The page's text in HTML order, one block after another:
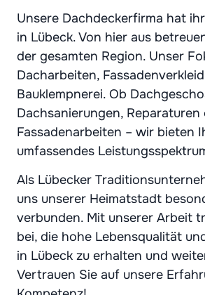
Unsere Dachdeckerfirma hat
in Lübeck. Von hier aus
der gesamten Region. Unser
Dacharbeiten,
Bauklempnerei. Ob
Dachsanierungen, Reparaturen
Fassadenarbeiten – wir bieten
umfassendes
Als Lübecker
uns unserer Heimatstadt
verbunden. Mit unserer Arbeit
bei, die hohe Lebensqualität
in Lübeck zu erhalten und
Vertrauen Sie auf unsere